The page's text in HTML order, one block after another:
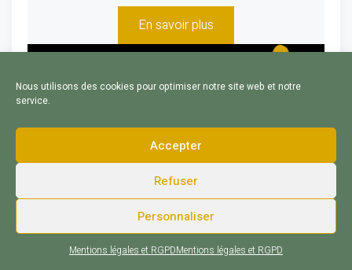
Nous utilisons des cookies pour optimiser notre site web et notre
service.
Accepter
Refuser
Personnaliser
Mentions légales et RGPDMentions légales et RGPD
En savoir plus